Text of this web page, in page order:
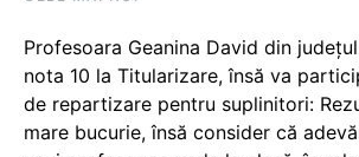
Profesoara Geanina David din
nota 10 la Titularizare, însă va
de repartizare pentru suplinitori:
mare bucurie, însă consider că